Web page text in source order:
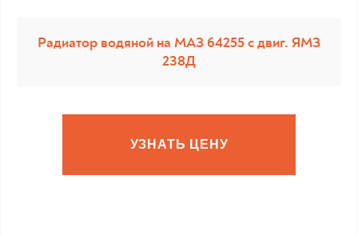
Радиатор водяной на МАЗ 64255 с двиг. ЯМЗ
238Д
УЗНАТЬ ЦЕНУ